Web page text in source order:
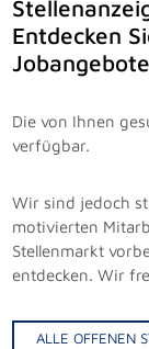
Entdecken
Jobangebote
Die von Ihnen
verfügbar.
Wir sind jedoch
motivierten
Stellenmarkt
entdecken. Wir
ALLE OFFENEN